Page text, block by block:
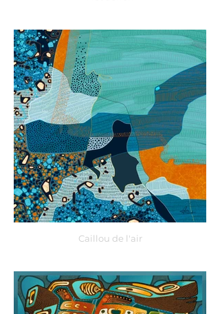
Caillou de l'air